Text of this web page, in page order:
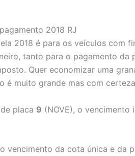
2018 RJ
2018 é para os veículos com
tanto para o pagamento da
Quer economizar uma
é muito grande mas com
placa 9 (NOVE), o vencimento
vencimento da cota única e da